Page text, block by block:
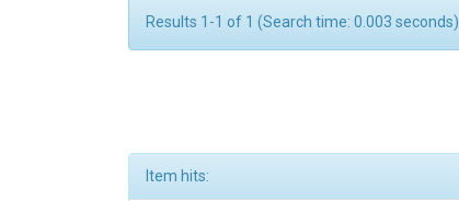
Results 1-1 of 1 (Search time: 0.003 seconds).
Item hits: